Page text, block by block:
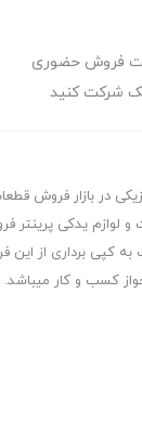
فروش حضوری
شرکت کنید
در بازار فروش
لوازم یدکی پرینتر
کپی برداری از این
کسب و کار میباشد.